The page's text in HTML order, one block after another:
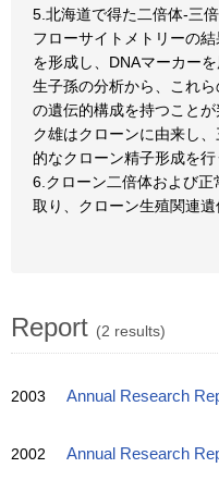
5.北海道で得た二倍体-三
フローサイトメトリーの
を形成し、DNAマーカー
生子孫の分析から、これ
の遺伝的構成を持つこと
ク雄はクローンに由来し
的なクローン精子形成を行
6.クローン二倍体および
取り、クローン生殖関連遺
Report (2 results)
2003 Annual Research
2002 Annual Research